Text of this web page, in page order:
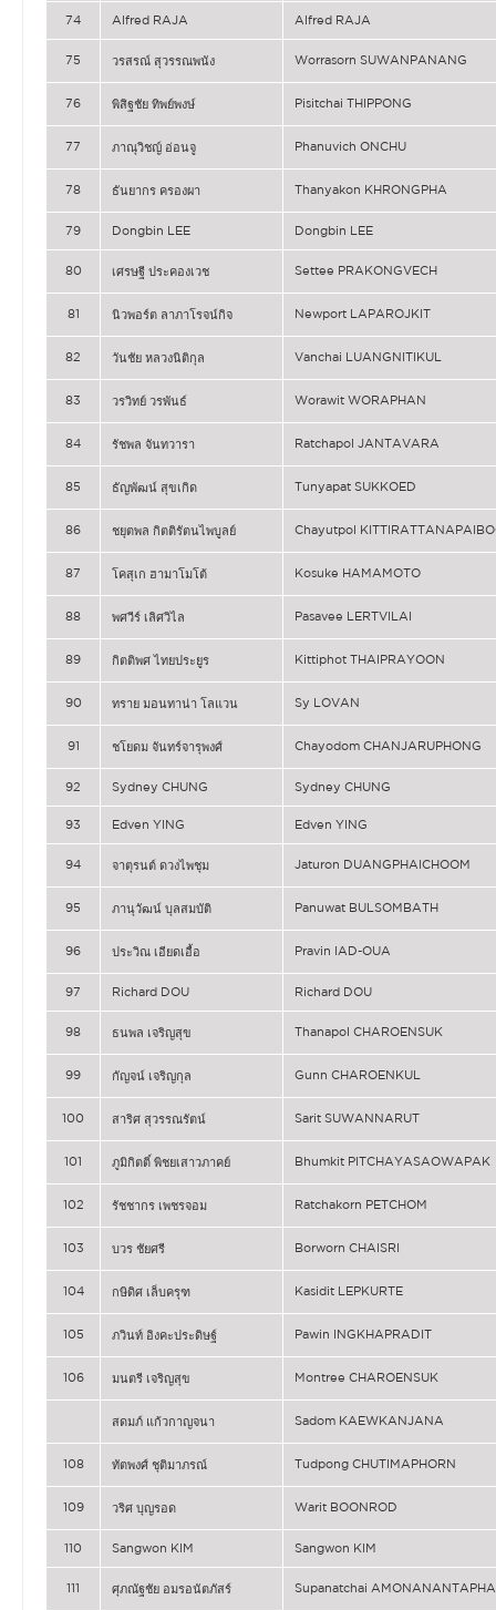
74 Alfred RAJA Alfred RAJA
75 วรสรณ์ สุวรรณพนัง Worrasorn SUWANPANANG
76 พิสิฐชัย ทิพย์พงษ์ Pisitchai THIPPONG
77 ภาณุวิชญ์ อ่อนจู Phanuvich ONCHU
78 ธันยากร ครองผา Thanyakon KHRONGPHA
79 Dongbin LEE Dongbin LEE
80 เศรษฐี ประคองเวช Settee PRAKONGVECH
81 นิวพอร์ต ลาภาโรจน์กิจ Newport LAPAROJKIT
82 วันชัย หลวงนิติกุล Vanchai LUANGNITIKUL
83 วรวิทย์ วรพันธ์ Worawit WORAPHAN
84 รัชพล จันทวารา Ratchapol JANTAVARA
85 ธัญพัฒน์ สุขเกิด Tunyapat SUKKOED
86 ชยุตพล กิตติรัตนไพบูลย์ Chayutpol
87 โคสุเก ฮามาโมโต้ Kosuke HAMAMOTO
88 พศวีร์ เลิศวิไล Pasavee LERTVILAI
89 กิตติพศ ไทยประยูร Kittiphot THAIPRAYOON
90 ทราย มอนทาน่า โลแวน Sy LOVAN
91 ชโยดม จันทร์จารุพงศ์ Chayodom CHANJARUPHONG
92 Sydney CHUNG Sydney CHUNG
93 Edven YING Edven YING
94 จาตุรนต์ ดวงไพชุม Jaturon DUANGPHAICHOOM
95 ภานุวัฒน์ บุลสมบัติ Panuwat BULSOMBATH
96 ประวิณ เอียดเอื้อ Pravin IAD-OUA
97 Richard DOU Richard DOU
98 ธนพล เจริญสุข Thanapol CHAROENSUK
99 กัญจน์ เจริญกุล Gunn CHAROENKUL
100 สาริศ สุวรรณรัตน์ Sarit SUWANNARUT
101 ภูมิกิตติ์ พิชยเสาวภาคย์ Bhumkit PITCHAYASAOWAPAK
102 รัชชากร เพชรจอม Ratchakorn PETCHOM
103 บวร ชัยศรี Borworn CHAISRI
104 กษิดิศ เล็บครุฑ Kasidit LEPKURTE
105 ภวินท์ อิงคะประดิษฐ์ Pawin INGKHAPRADIT
106 มนตรี เจริญสุข Montree CHAROENSUK
สดมภ์ แก้วกาญจนา Sadom KAEWKANJANA
108 ทัตพงศ์ ชุติมาภรณ์ Tudpong CHUTIMAPHORN
109 วริศ บุญรอด Warit BOONROD
110 Sangwon KIM Sangwon KIM
111 ศุภณัฐชัย อมรอนัตภัสร์ Supanatchai